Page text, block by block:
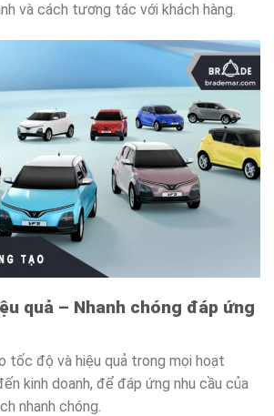
và cách tương tác với khách hàng.
quả – Nhanh chóng đáp ứng
tốc độ và hiệu quả trong mọi hoạt
kinh doanh, để đáp ứng nhu cầu của
nhanh chóng.